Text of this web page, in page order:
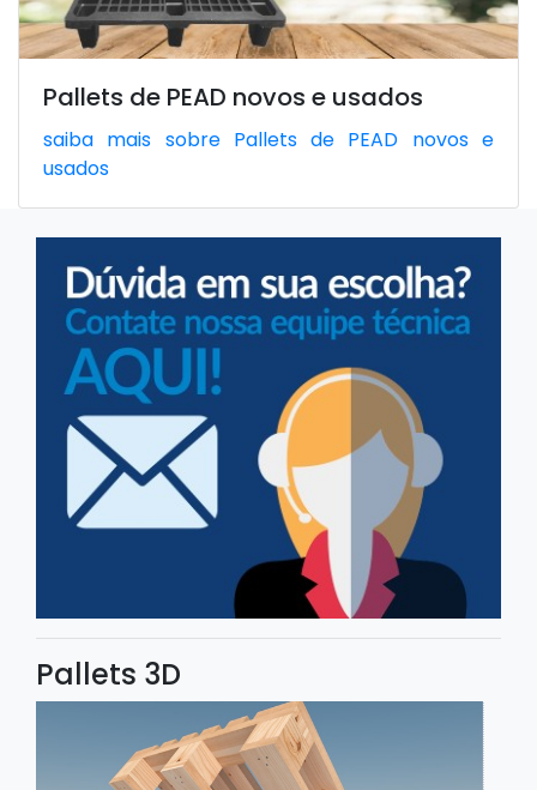
Pallets de PEAD novos e usados
saiba mais sobre Pallets de PEAD novos e
usados
Pallets 3D